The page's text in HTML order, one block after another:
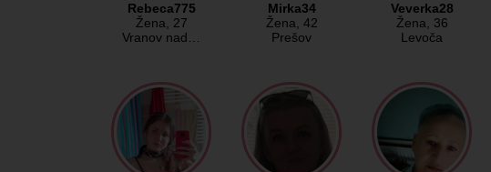
Rebeca775
Žena, 27
Vranov nad…
Mirka34
Žena, 42
Prešov
Veverka28
Žena, 36
Levoča